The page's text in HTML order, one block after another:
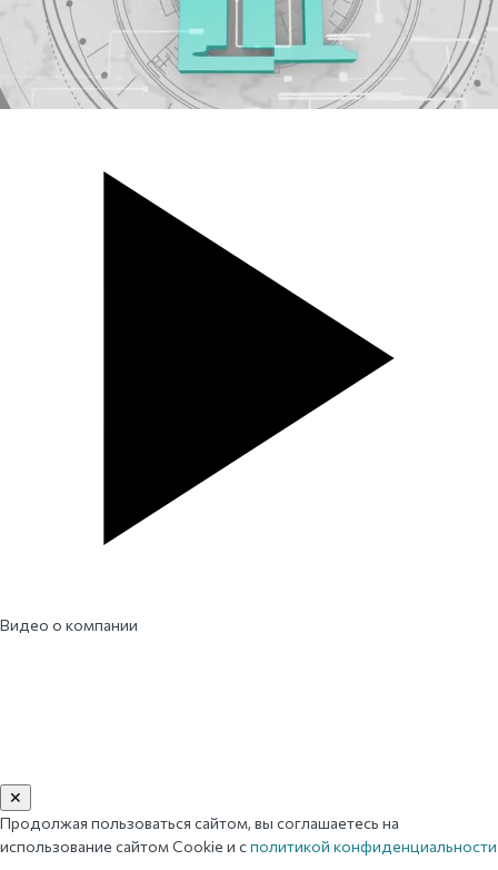
Видео о компании
✕
Продолжая пользоваться сайтом, вы соглашаетесь на
использование сайтом Cookie и сполитикой конфиденциальности